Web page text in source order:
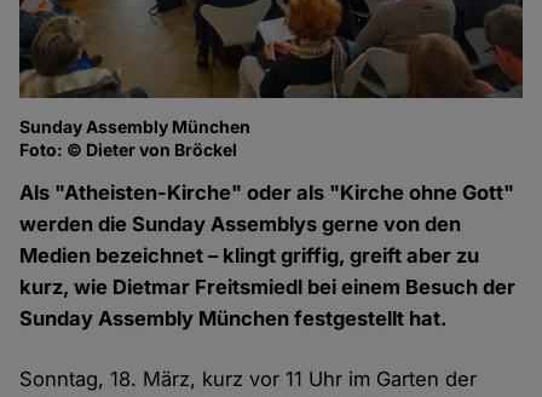
Sunday Assembly München
Foto: © Dieter von Bröckel
Als "Atheisten-Kirche" oder als "Kirche ohne Gott"
werden die Sunday Assemblys gerne von den
Medien bezeichnet – klingt griffig, greift aber zu
kurz, wie Dietmar Freitsmiedl bei einem Besuch der
Sunday Assembly München festgestellt hat.
Sonntag, 18. März, kurz vor 11 Uhr im Garten der